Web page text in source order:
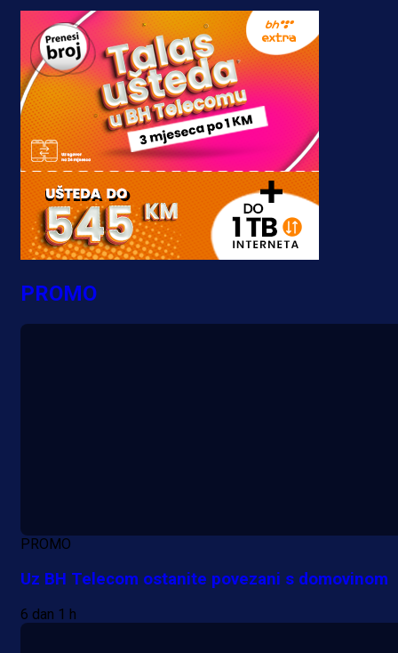
PROMO
PROMO
Uz BH Telecom ostanite povezani s domovinom
6 dan 1 h